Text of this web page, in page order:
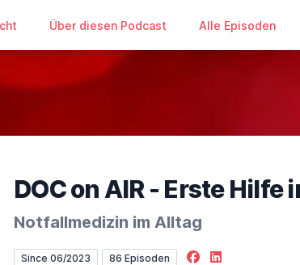
Über diesen Podcast Alle Episoden
DOC on AIR - Erste Hilfe
Notfallmedizin im Alltag
Since 06/2023 86 Episoden Facebook
LinkedIn